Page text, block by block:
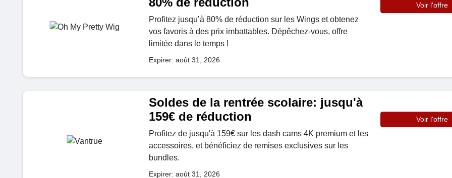
Profitez jusqu’à 80% de réduction sur les Wings et obtenez
vos favoris à des prix imbattables. Dépêchez-vous, offre
limitée dans le temps !
Expirer: août 31, 2026
Voir l'offre
Soldes de la rentrée scolaire: jusqu'à
159€ de réduction
Profitez de jusqu'à 159€ sur les dash cams 4K premium et les
accessoires, et bénéficiez de remises exclusives sur les
bundles.
Expirer: août 31, 2026
Voir l'offre